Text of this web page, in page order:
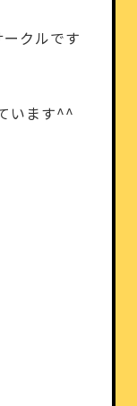
クルです
います^^